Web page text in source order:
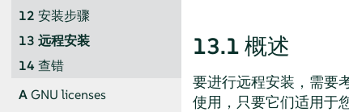
12 安装步骤
13 远程安装
14 查错
AGNU licenses
13.1 概述
要进行远程安装，需要
使用，只要它们适用于